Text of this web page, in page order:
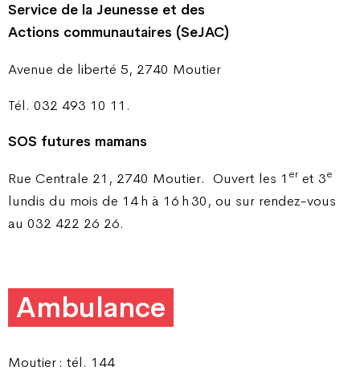
Service de la Jeunesse et des
Actions communautaires (SeJAC)
Avenue de liberté 5, 2740 Moutier
Tél. 032 493 10 11.
SOS futures mamans
Rue Centrale 21, 2740 Moutier. Ouvert les 1 er et 3e
lundis du mois de 14 h à 16 h 30, ou sur rendez-vous
au 032 422 26 26.
Ambulance
Moutier : tél. 144